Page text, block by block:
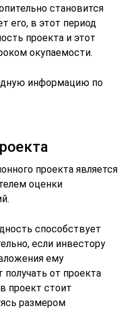
становится
его, в этот период
проекта и этот
окупаемости.
информацию по
проекта является
оценки
способствует
если инвестору
ему
получать от проекта
проект стоит
размером